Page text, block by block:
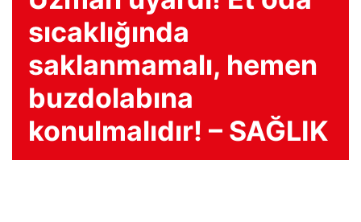
sıcaklığında
saklanmamalı, hemen
buzdolabına
konulmalıdır! – SAĞLIK